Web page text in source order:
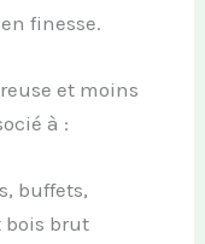
finesse.
et moins
à :
buffets,
bois brut